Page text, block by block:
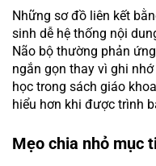
Những sơ đồ liên kết
sinh dễ hệ thống nội
Não bộ thường phản
ngắn gọn thay vì ghi
học trong sách giáo
hiểu hơn khi được trình
Mẹo chia nhỏ mục